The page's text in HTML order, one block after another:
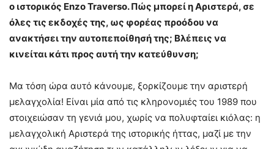
ο ιστορικός Enzo Traverso. Πώς μπορεί η Αριστερά, σε
όλες τις εκδοχές της, ως φορέας προόδου να
ανακτήσει την αυτοπεποίθησή της; Βλέπεις να
κινείται κάτι προς αυτή την κατεύθυνση;
Μα τόση ώρα αυτό κάνουμε, ξορκίζουμε την αριστερή
μελαγχολία! Είναι μία από τις κληρονομιές του 1989 που
στοιχειώσαν τη γενιά μου, χωρίς να πολυφταίει κιόλας: η
μελαγχολική Αριστερά της ιστορικής ήττας, μαζί με την